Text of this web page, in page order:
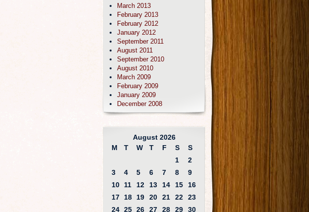
March 2013
February 2013
February 2012
January 2012
September 2011
August 2011
September 2010
August 2010
March 2009
February 2009
January 2009
December 2008
August 2026
M
T W T F S
S
1
2
3
4 5 6 7 8
9
10
11 12 13 14 15
16
17
18 19 20 21 22
23
24 25 26 27 28 29
30